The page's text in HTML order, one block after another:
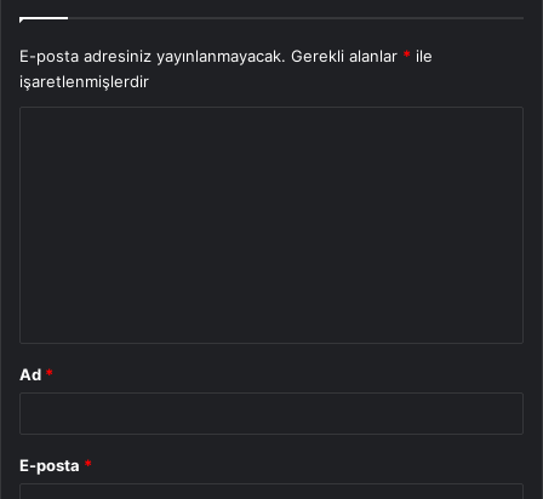
E-posta adresiniz yayınlanmayacak. Gerekli alanlar * ile
işaretlenmişlerdir
Ad *
E-posta *